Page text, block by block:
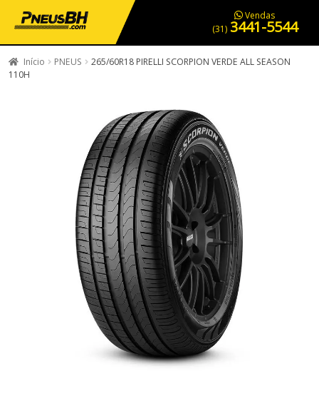
PNEUS EM OFERTA SERVIÇOS AUTOMOTIVOS NOSSA LOJA
Vendas
(31) 3441-5544
Início PNEUS
265/60R18 PIRELLI SCORPION VERDE ALL SEASON
110H